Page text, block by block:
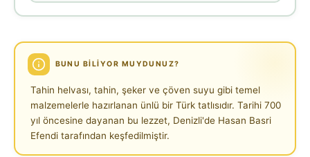
BUNU BILIYOR MUYDUNUZ?
Tahin helvası, tahin, şeker ve çöven suyu gibi temel
malzemelerle hazırlanan ünlü bir Türk tatlısıdır. Tarihi 700
yıl öncesine dayanan bu lezzet, Denizli'de Hasan Basri
Efendi tarafından keşfedilmiştir.